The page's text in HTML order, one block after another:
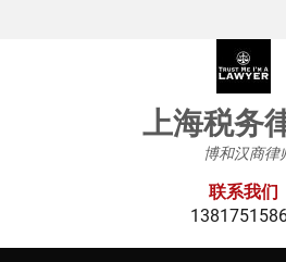
上海税务
博和汉商律
联系我们